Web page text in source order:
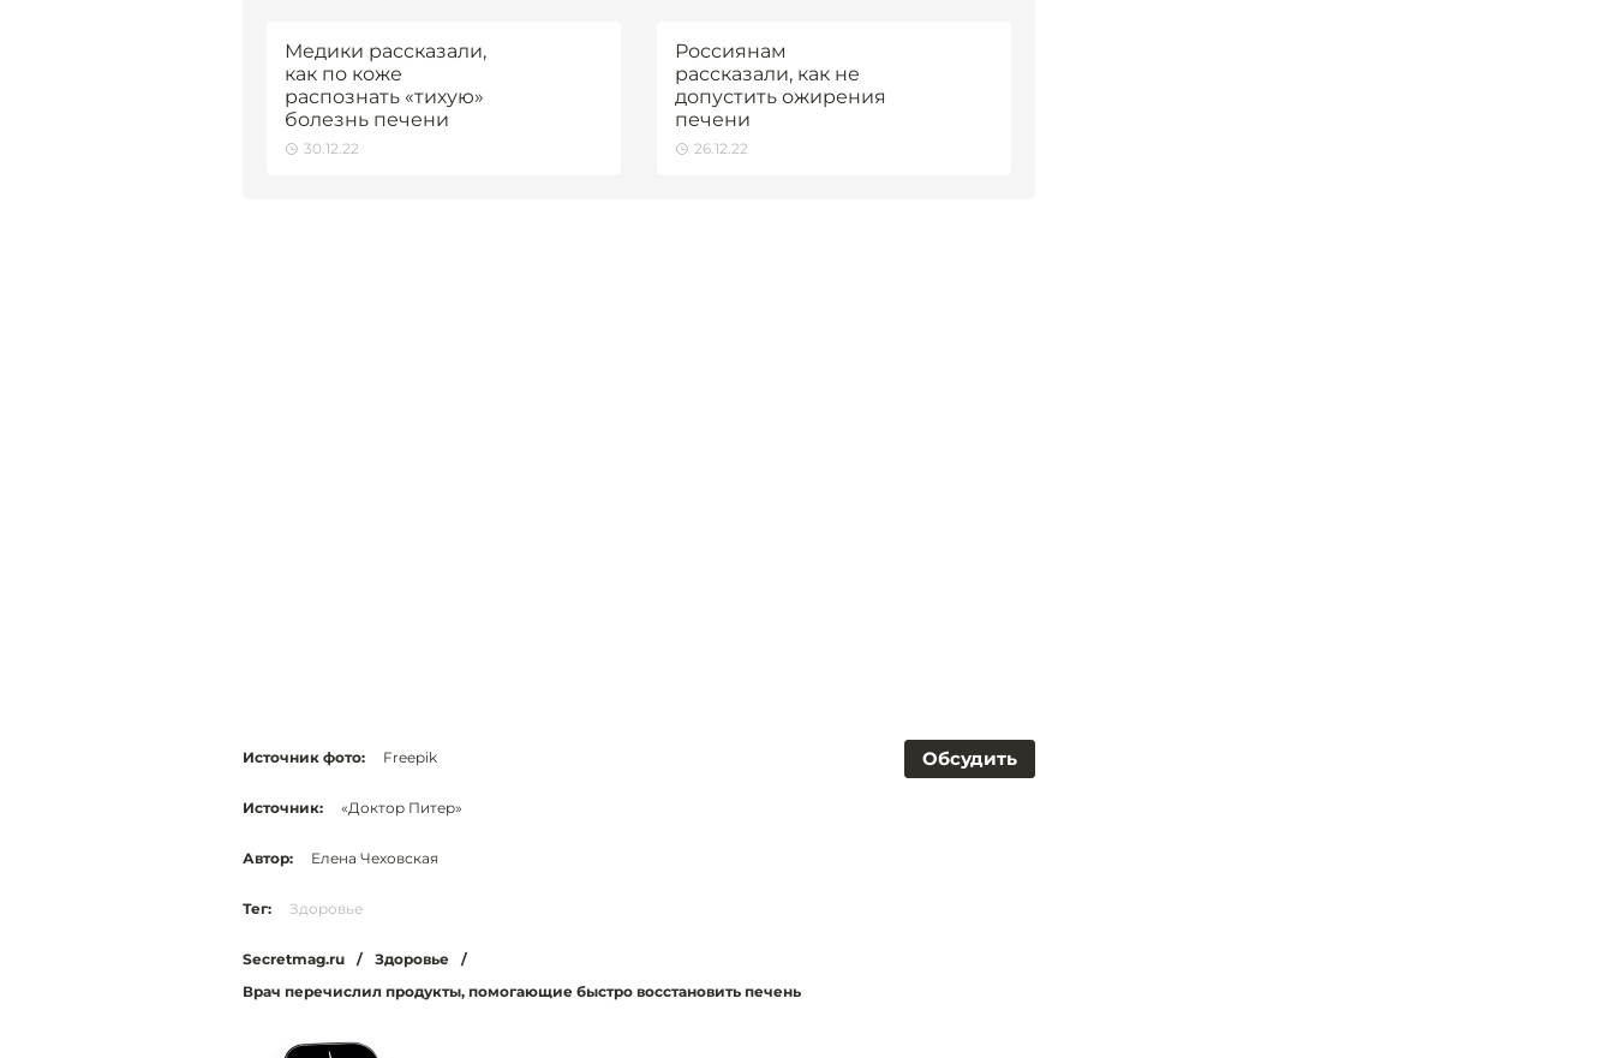
Медики рассказали,
как по коже
распознать «тихую»
болезнь печени
30.12.22
Россиянам
рассказали, как не
допустить ожирения
печени
26.12.22
Обсудить
Источник фото: Freepik
Источник: «Доктор Питер»
Автор: Елена Чеховская
Тег: Здоровье
Secretmag.ru / Здоровье
/
Врач перечислил продукты, помогающие быстро восстановить печень